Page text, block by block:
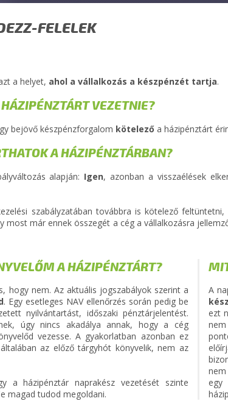
FELELEK
a helyet, ahol a vállalkozás a készpénzét tartja.
VEZETNIE?
bejövő készpénzforgalom kötelező a házipénztárt
A HÁZIPÉNZTÁRBAN?
alapján: Igen, azonban a visszaélések
szabályzatában továbbra is kötelező
most már ennek összegét a cég a vállalkozásra
A HÁZIPÉNZTÁRT?
hogy nem. Az aktuális jogszabályok szerint a
. Egy esetleges NAV ellenőrzés során pedig be
nyilvántartást, időszaki pénztárjelentést.
úgy nincs akadálya annak, hogy a cég
vezesse. A gyakorlatban azonban ez
az előző tárgyhót könyvelik, nem az
a házipénztár naprakész vezetését szinte
magad tudod megoldani.
A
ezt
nem
egy